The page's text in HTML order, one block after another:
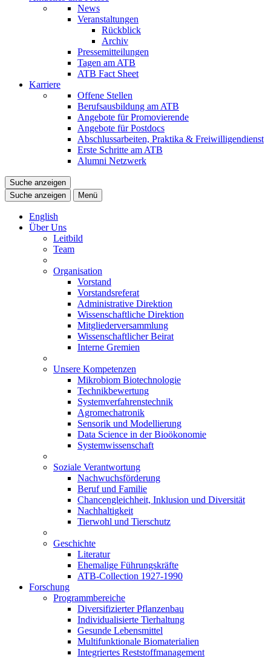
News
Veranstaltungen
Rückblick
Archiv
Pressemitteilungen
Tagen am ATB
ATB Fact Sheet
Karriere
Offene Stellen
Berufsausbildung am ATB
Angebote für Promovierende
Angebote für Postdocs
Abschlussarbeiten, Praktika & Freiwilligendienst
Erste Schritte am ATB
Alumni Netzwerk
Suche anzeigen
Suche anzeigen
Menü
English
Über Uns
Leitbild
Team
Organisation
Vorstand
Vorstandsreferat
Administrative Direktion
Wissenschaftliche Direktion
Mitgliederversammlung
Wissenschaftlicher Beirat
Interne Gremien
Unsere Kompetenzen
Mikrobiom Biotechnologie
Technikbewertung
Systemverfahrenstechnik
Agromechatronik
Sensorik und Modellierung
Data Science in der Bioökonomie
Systemwissenschaft
Soziale Verantwortung
Nachwuchsförderung
Beruf und Familie
Chancengleichheit, Inklusion und Diversität
Nachhaltigkeit
Tierwohl und Tierschutz
Geschichte
Literatur
Ehemalige Führungskräfte
ATB-Collection 1927-1990
Forschung
Programmbereiche
Diversifizierter Pflanzenbau
Individualisierte Tierhaltung
Gesunde Lebensmittel
Multifunktionale Biomaterialien
Integriertes Reststoffmanagement